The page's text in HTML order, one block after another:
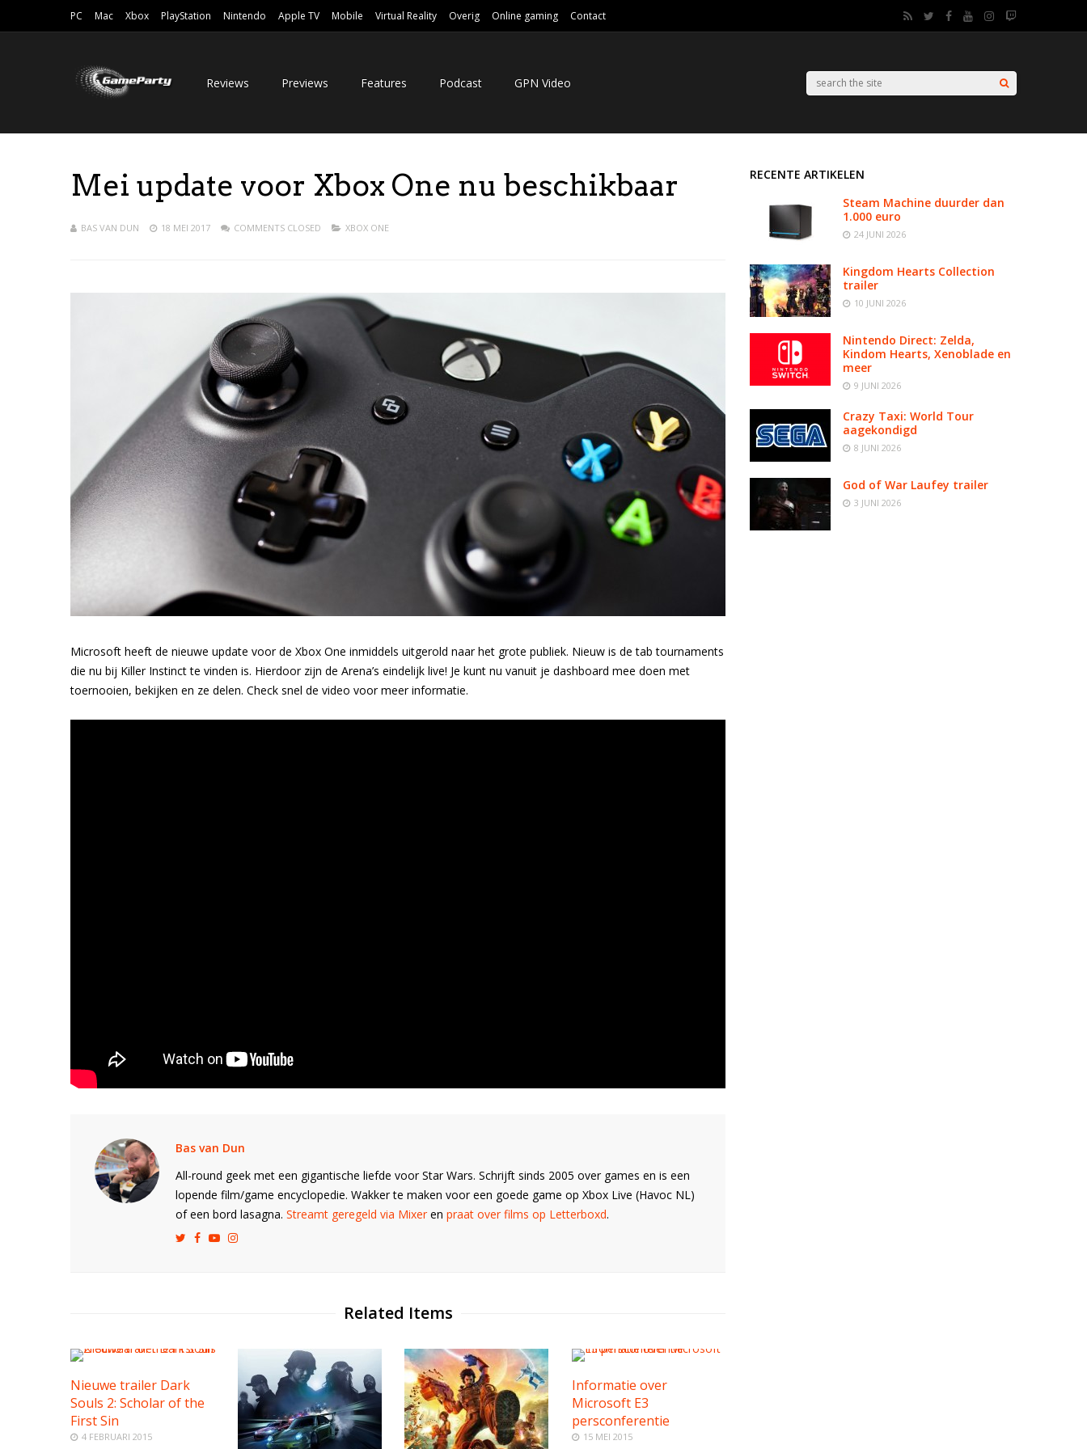
PC Mac Xbox PlayStation Nintendo Apple TV Mobile Virtual Reality Overig Online gaming Contact
Reviews Previews Features Podcast GPN Video
Mei update voor Xbox One nu beschikbaar
BAS VAN DUN 18 MEI 2017 COMMENTS CLOSED XBOX ONE
Microsoft heeft de nieuwe update voor de Xbox One inmiddels uitgerold naar het grote publiek. Nieuw is de tab tournaments
die nu bij Killer Instinct te vinden is. Hierdoor zijn de Arena’s eindelijk live! Je kunt nu vanuit je dashboard mee doen met
toernooien, bekijken en ze delen. Check snel de video voor meer informatie.
Bas van Dun
All-round geek met een gigantische liefde voor Star Wars. Schrijft sinds 2005 over games en is een
lopende film/game encyclopedie. Wakker te maken voor een goede game op Xbox Live (Havoc NL)
of een bord lasagna. Streamt geregeld via Mixeren praat over films op Letterboxd.
Related Items
Nieuwe trailer Dark
Souls 2: Scholar of the
First Sin
4 FEBRUARI 2015
Informatie over
Microsoft E3
persconferentie
15 MEI 2015
RECENTE ARTIKELEN
Steam Machine duurder dan
1.000 euro
24 JUNI 2026
Kingdom Hearts Collection
trailer
10 JUNI 2026
Nintendo Direct: Zelda,
Kindom Hearts, Xenoblade en
meer
9 JUNI 2026
Crazy Taxi: World Tour
aagekondigd
8 JUNI 2026
God of War Laufey trailer
3 JUNI 2026